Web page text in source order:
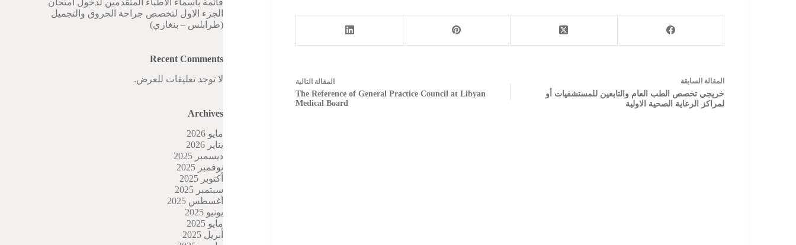
المقالة السابقة
خريجي تخصص الطب العام والتابعين للمستشفيات أو
لمراكز الرعاية الصحية الاولية
المقالة التالية
The Reference of General Practice Council at Libyan
Medical Board
قائمة بأسماء الاطباء المتقدمين لدخول امتحان
الجزء الاول لتخصص جراحة الحروق والتجميل
(طرابلس – بنغازي)
Recent Comments
لا توجد تعليقات للعرض.
Archives
مايو 2026
يناير 2026
ديسمبر 2025
نوفمبر 2025
أكتوبر 2025
سبتمبر 2025
أغسطس 2025
يونيو 2025
مايو 2025
أبريل 2025